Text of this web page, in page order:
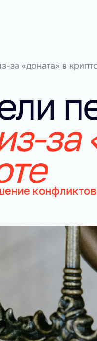
за «доната» в
за
конфликтов